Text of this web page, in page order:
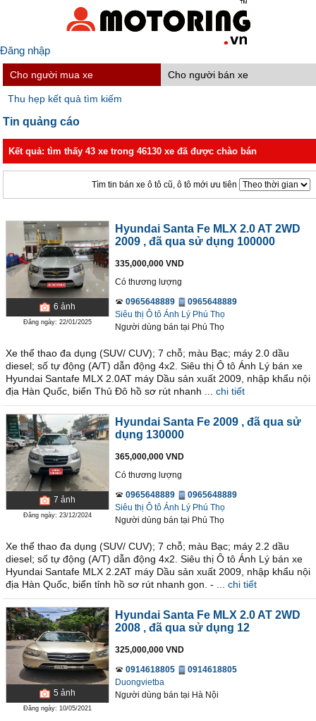
Đăng nhập
Cho người mua xe Cho người bán xe
Thu hẹp kết quả tìm kiếm
Tin quảng cáo
Kết quả: tìm thấy 43 xe trong 46130 xe đã được chào bán
Tìm tin bán xe ô tô cũ, ô tô mới ưu tiên
6 ảnh
Đăng ngày: 22/01/2025
Hyundai Santa Fe MLX 2.0 AT 2WD
2009 , đã qua sử dụng 100000
335,000,000 VND
Có thương lượng
0965648889
0965648889
Siêu thị Ô tô Ánh Lý Phú Thọ
Người dùng bán tại Phú Thọ
Xe thể thao đa dụng (SUV/ CUV); 7 chỗ; màu Bạc; máy 2.0 dầu
diesel; số tự động (A/T) dẫn động 4x2. Siêu thị Ô tô Ánh Lý bán xe
Hyundai Santafe MLX 2.0AT máy Dầu sản xuất 2009, nhập khẩu nội
địa Hàn Quốc, biển Thủ Đô hồ sơ rút nhanh ...
chi tiết
7 ảnh
Đăng ngày: 23/12/2024
Hyundai Santa Fe 2009 , đã qua sử
dụng 130000
365,000,000 VND
Có thương lượng
0965648889
0965648889
Siêu thị Ô tô Ánh Lý Phú Thọ
Người dùng bán tại Phú Thọ
Xe thể thao đa dụng (SUV/ CUV); 7 chỗ; màu Bạc; máy 2.2 dầu
diesel; số tự động (A/T) dẫn động 4x2. Siêu thị Ô tô Ánh Lý bán xe
Hyundai Santafe MLX 2.2AT máy Dầu sản xuất 2009, nhập khẩu nội
địa Hàn Quốc, biển tỉnh hồ sơ rút nhanh gọn. - ...
chi tiết
5 ảnh
Đăng ngày: 10/05/2021
Hyundai Santa Fe MLX 2.0 AT 2WD
2008 , đã qua sử dụng 12
325,000,000 VND
0914618805
0914618805
Duongvietba
Người dùng bán tại Hà Nội